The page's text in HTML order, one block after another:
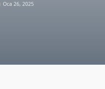
Oca 26, 2025